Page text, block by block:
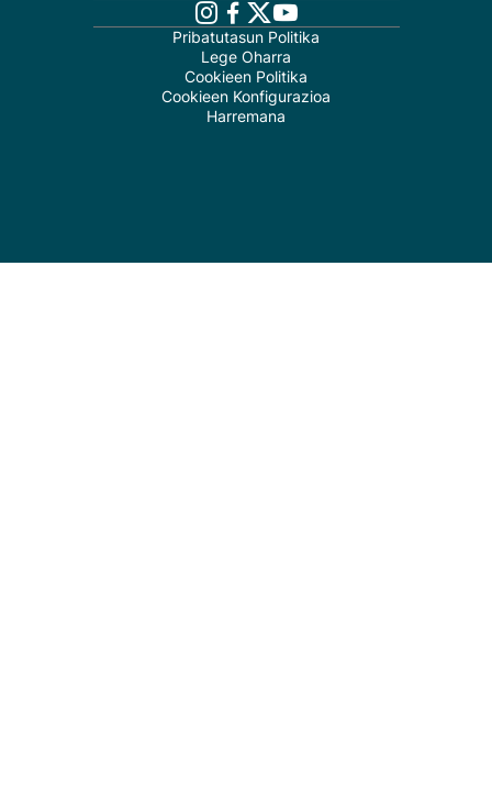
Pribatutasun Politika
Lege Oharra
Cookieen Politika
Cookieen Konfigurazioa
Harremana